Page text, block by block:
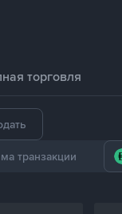
торговля